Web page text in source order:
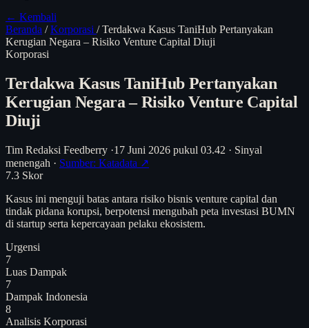
← Kembali
Beranda / Korporasi / Terdakwa Kasus TaniHub Pertanyakan
Kerugian Negara – Risiko Venture Capital Diuji
Korporasi
Terdakwa Kasus TaniHub Pertanyakan
Kerugian Negara – Risiko Venture Capital
Diuji
Tim Redaksi Feedberry ·17 Juni 2026 pukul 03.42 · Sinyal
menengah · Sumber: Katadata ↗
7.3 Skor
Kasus ini menguji batas antara risiko bisnis venture capital dan
tindak pidana korupsi, berpotensi mengubah peta investasi BUMN
di startup serta kepercayaan pelaku ekosistem.
Urgensi
7
Luas Dampak
7
Dampak Indonesia
8
Analisis Korporasi